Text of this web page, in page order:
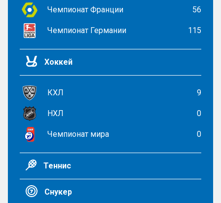
Чемпионат Франции 56
Чемпионат Германии 115
Хоккей
КХЛ 9
НХЛ 0
Чемпионат мира 0
Теннис
Снукер